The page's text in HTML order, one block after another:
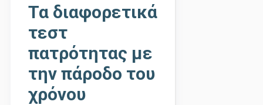
Τα διαφορετικά
τεστ
πατρότητας με
την πάροδο του
χρόνου